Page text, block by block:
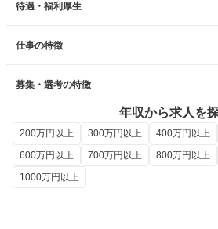
待遇・福利厚生
仕事の特徴
募集・選考の特徴
年収から求人を
200万円以上 300万円以上 400万円以上
600万円以上
700万円以上 800万円以上
1000万円以上